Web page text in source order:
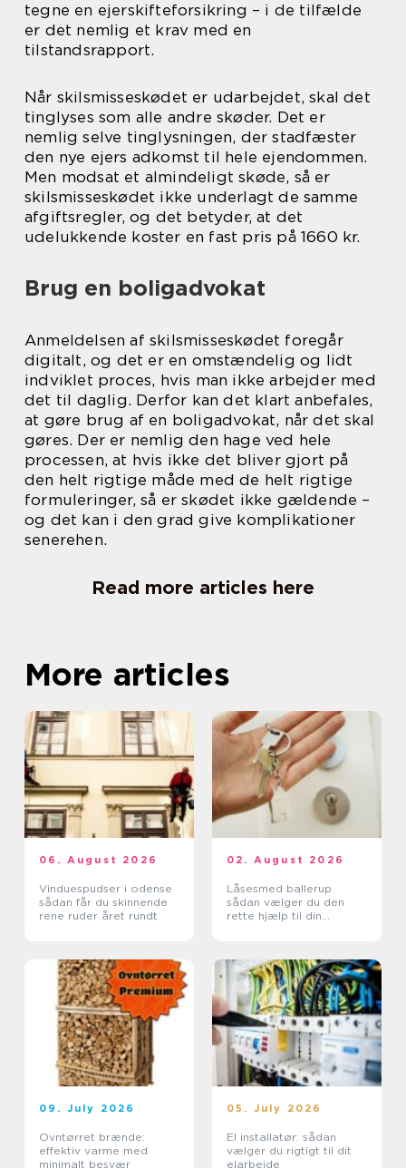
tegne en ejerskifteforsikring – i de tilfælde
er det nemlig et krav med en
tilstandsrapport.
Når skilsmisseskødet er udarbejdet, skal det
tinglyses som alle andre skøder. Det er
nemlig selve tinglysningen, der stadfæster
den nye ejers adkomst til hele ejendommen.
Men modsat et almindeligt skøde, så er
skilsmisseskødet ikke underlagt de samme
afgiftsregler, og det betyder, at det
udelukkende koster en fast pris på 1660 kr.
Brug en boligadvokat
Anmeldelsen af skilsmisseskødet foregår
digitalt, og det er en omstændelig og lidt
indviklet proces, hvis man ikke arbejder med
det til daglig. Derfor kan det klart anbefales,
at gøre brug af en boligadvokat, når det skal
gøres. Der er nemlig den hage ved hele
processen, at hvis ikke det bliver gjort på
den helt rigtige måde med de helt rigtige
formuleringer, så er skødet ikke gældende –
og det kan i den grad give komplikationer
senerehen.
Read more articles here
More articles
06. August 2026
Vinduespudser i odense
sådan får du skinnende
rene ruder året rundt
02. August 2026
Låsesmed ballerup
sådan vælger du den
rette hjælp til din
09. July 2026
Ovntørret brænde:
effektiv varme med
minimalt besvær
05. July 2026
El installatør: sådan
vælger du rigtigt til dit
elarbejde